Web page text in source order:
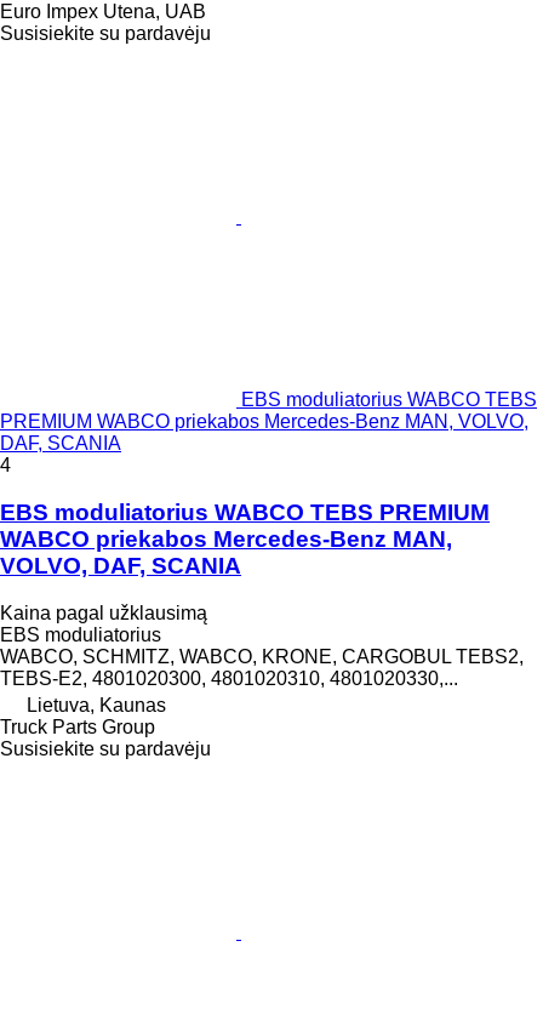
Euro Impex Utena, UAB
Susisiekite su pardavėju
EBS moduliatorius WABCO TEBS
PREMIUM WABCO priekabos Mercedes-Benz MAN, VOLVO,
DAF, SCANIA
4
EBS moduliatorius WABCO TEBS PREMIUM
WABCO priekabos Mercedes-Benz MAN,
VOLVO, DAF, SCANIA
Kaina pagal užklausimą
EBS moduliatorius
WABCO, SCHMITZ, WABCO, KRONE, CARGOBUL TEBS2,
TEBS-E2, 4801020300, 4801020310, 4801020330,...
Lietuva, Kaunas
Truck Parts Group
Susisiekite su pardavėju